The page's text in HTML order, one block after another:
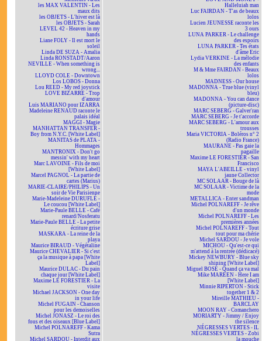
les MAX VALENTIN - Les
maux dits
les OBJETS - L'hiver est là
les OBJETS - Sarah
LEVEL 42 - Heaven in my
hands
Liane FOLY - Il est mort le
soleil
Linda DE SUZA - Amalia
Linda RONSTADT/Aaron
NEVILLE - When something is
wrong...
LLOYD COLE - Downtown
Los LOBOS - Donna
Lou REED - My red joystick
LOVE BIZARRE - Trop
d'amour
Luis MARIANO pour IZARRA
Madeleine RENAUD raconte le
palais idéal
MAGGI - Magie
MANHATTAN TRANSFER -
Boy from N.Y.C. [White Label]
MANITAS de PLATA -
Hommages
MANTRONIX - Don't go
messin' with my heart
Marc LAVOINE - Fils de moi
[White Label]
Marcel PAGNOL - La partie de
cartes (Marius)
MARIE-CLAIRE/PHILIPS - Un
soir de Vie Parisienne
Marie-Madeleine DURUFLÉ -
Le coucou [White Label]
Marie-Paule BELLE - Café
renard/Nosferatu
Marie-Paule BELLE - La petite
écriture grise
MASKARA - La reine de la
playa
Maurice BIRAUD - Végétaline
Maurice CHEVALIER - Si c'est
ça la musique à papa [White
Label]
Maurice DULAC - Du pain
chaque jour [White Label]
Maxime LE FORESTIER - La
visite
Michael JACKSON - One day
in your life
Michel FUGAIN - Chanson
pour les demoiselles
Michel JONASZ - Le roi des
fous et des oiseaux [Blue Label]
Michel POLNAREFF - Kama
Sutra
Michel SARDOU - Interdit aux
Halleluiah man
Luc FAIRDAN - T'as de beaux
lolos
Lucien JEUNESSE raconte les
3 ours
LUNA PARKER - Le challenge
des espoirs
LUNA PARKER - Tes états
d'âme Eric
Lydia VERKINE - La mélodie
des enfants
M & Mme FAIRDAN - Beaux
lolos
MADNESS - Our house
MADONNA - True blue (vinyl
bleu)
MADONNA - You can dance
(picture-disc)
MARC SEBERG - Galver'ran
MARC SEBERG - Je t'accorde
MARC SEBERG - L'amour aux
trousses
Maria VICTORIA - Boléros n° 2
(Radio France)
MAURANE - Pas gaie la
pagaille
Maxime LE FORESTIER - San
Francisco
MAYA L'ABEILLE - vinyl
jaune Collector
MC SOLAAR - Bouge de là
MC SOLAAR - Victime de la
mode
METALLICA - Enter sandman
Michel POLNAREFF - Je rêve
d'un monde
Michel POLNAREFF - Les
premières années
Michel POLNAREFF - Tout
tout pour ma chérie
Michel SARDOU - Je vole
MICHOU - Qu'est-ce qui
m'attend à la rentrée (dédicacé)
Mickey NEWBURY - Blue sky
shining [White Label]
Miguel BOSÉ - Quand ça va mal
Mike MAREEN - Here I am
[White Label]
Minnie RIPERTON - Stick
together 1 & 2
Mireille MATHIEU -
BARCLAY
MOON RAY - Comanchero
MORIARTY - Jimmy / Enjoy
the silence
NÉGRESSES VERTES - IL
NÉGRESSES VERTES - Zobi
la mouche